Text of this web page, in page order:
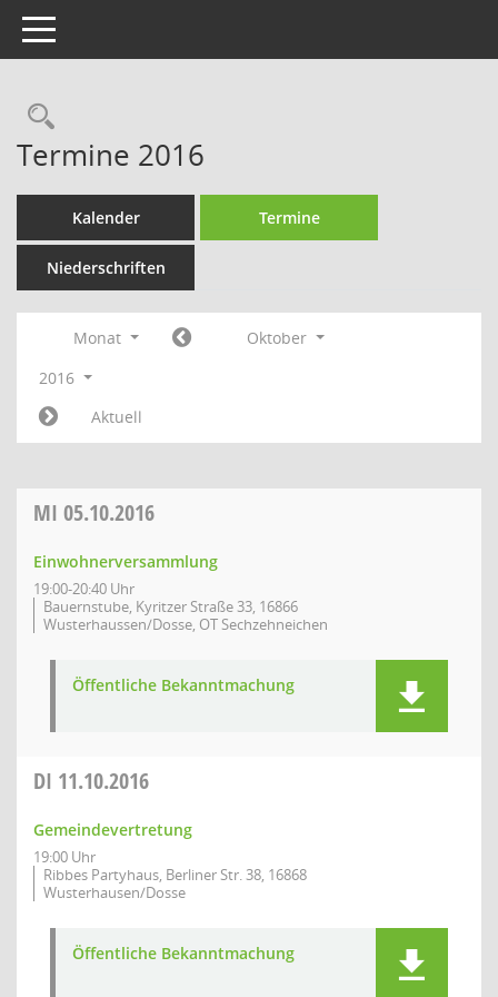
Toggle navigation
Rechercheauswahl
Termine 2016
Kalender Termine
Niederschriften
Monat
Oktober
2016
Aktuell
MI 05.10.2016
Einwohnerversammlung
19:00-20:40 Uhr
Bauernstube, Kyritzer Straße 33, 16866
Wusterhaussen/Dosse, OT Sechzehneichen
Öffentliche Bekanntmachung
DI 11.10.2016
Gemeindevertretung
19:00 Uhr
Ribbes Partyhaus, Berliner Str. 38, 16868
Wusterhausen/Dosse
Öffentliche Bekanntmachung